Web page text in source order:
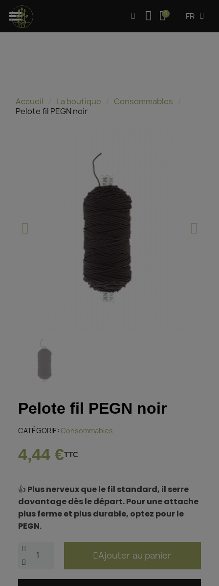
FR
Accueil La boutique
Consommables
Pelote fil PEGN noir
Pelote fil PEGN noir
CATÉGORIE Consommables
4,44 €TTC
👍 Plus nerveux que le fil standard, il serre
davantage dès le départ. Pour une attache
plus ferme et plus durable, optez pour le
PEGN.
Ajouter au panier